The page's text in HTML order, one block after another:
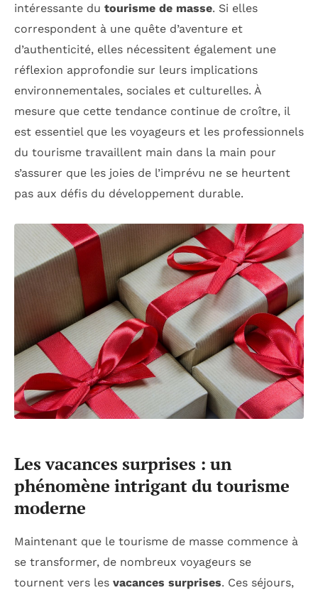
intéressante du tourisme de masse. Si elles
correspondent à une quête d’aventure et
d’authenticité, elles nécessitent également une
réflexion approfondie sur leurs implications
environnementales, sociales et culturelles. À
mesure que cette tendance continue de croître, il
est essentiel que les voyageurs et les professionnels
du tourisme travaillent main dans la main pour
s’assurer que les joies de l’imprévu ne se heurtent
pas aux défis du développement durable.
Les vacances surprises : un
phénomène intrigant du tourisme
moderne
Maintenant que le tourisme de masse commence à
se transformer, de nombreux voyageurs se
tournent vers les vacances surprises. Ces séjours,